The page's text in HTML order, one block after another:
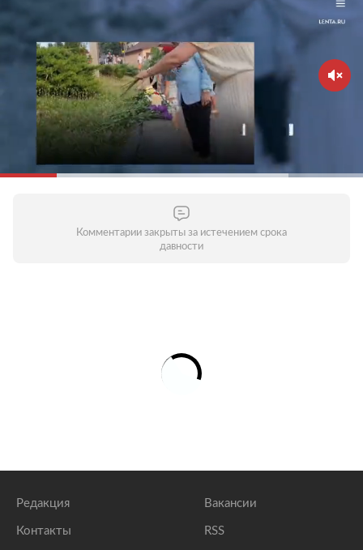
Комментарии закрыты за истечением срока
давности
Редакция
Контакты
Вакансии
RSS